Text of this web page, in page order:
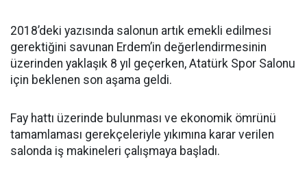
2018’deki yazısında salonun artık emekli edilmesi
gerektiğini savunan Erdem’in değerlendirmesinin
üzerinden yaklaşık 8 yıl geçerken, Atatürk Spor Salonu
için beklenen son aşama geldi.
Fay hattı üzerinde bulunması ve ekonomik ömrünü
tamamlaması gerekçeleriyle yıkımına karar verilen
salonda iş makineleri çalışmaya başladı.